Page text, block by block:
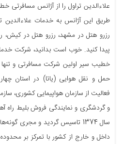
علاءالدین تراول را از آژانس مسافرتی
طریق این آژانس به خدمات علاءالدین
رزرو هتل در مشهد، رزرو هتل در کیش،
پیدا کنید. خوب است بدانید، شرکت
خطیب سیر اولین شرکت مسافرتی و
حمل و نقل هوایی (یاتا) در استان
فعالیت از سازمان هواپیمایی کشوری،
و گردشگری و نمایندگی فروش بلیط راه
سال 1374 تاسیس گردید و مجری
داخل و خارج از کشور با تمرکز بر